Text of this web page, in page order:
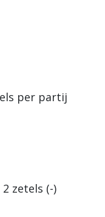
per partij
zetels (-)